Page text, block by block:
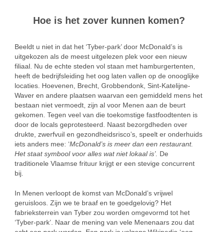
Hoe is het zover kunnen komen?
Beeldt u niet in dat het ‘Tyber-park’ door McDonald’s is
uitgekozen als de meest uitgelezen plek voor een nieuw
filiaal. Nu de echte steden vol staan met hamburgertenten,
heeft de bedrijfsleiding het oog laten vallen op de onooglijke
locaties. Hoevenen, Brecht, Grobbendonk, Sint-Katelijne-
Waver en andere plaatsen waarvan een gemiddeld mens het
bestaan niet vermoedt, zijn al voor Menen aan de beurt
gekomen. Tegen veel van die toekomstige fastfoodtenten is
door de locals geprotesteerd. Naast bezorgdheden over
drukte, zwerfvuil en gezondheidsrisco’s, speelt er onderhuids
iets anders mee: ‘McDonald’s is meer dan een restaurant.
Het staat symbool voor alles wat niet lokaal is’. De
traditionele Vlaamse frituur krijgt er een stevige concurrent
bij.
In Menen verloopt de komst van McDonald’s vrijwel
geruisloos. Zijn we te braaf en te goedgelovig? Het
fabrieksterrein van Tyber zou worden omgevormd tot het
‘Tyber-park’. Naar de mening van vele Menenaars zou dat